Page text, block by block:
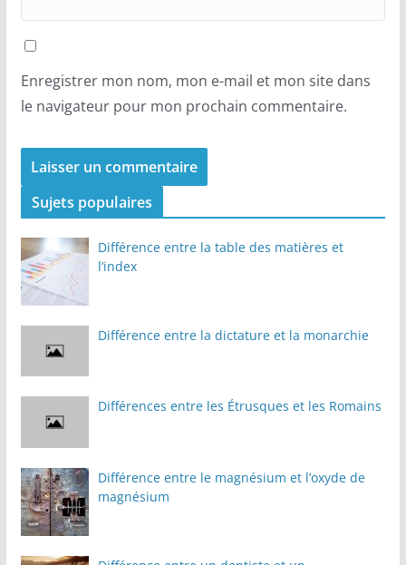
Enregistrer mon nom, mon e-mail et mon site dans
le navigateur pour mon prochain commentaire.
Sujets populaires
Différence entre la table des matières et
l’index
Différence entre la dictature et la monarchie
Différences entre les Étrusques et les Romains
Différence entre le magnésium et l’oxyde de
magnésium